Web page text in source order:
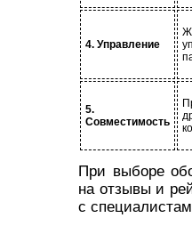
4. Управление
5.
Совместимость
При выборе
на отзывы и
с